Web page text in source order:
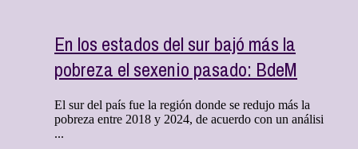
En los estados del sur bajó más la
pobreza el sexenio pasado: BdeM
El sur del país fue la región donde se redujo más la
pobreza entre 2018 y 2024, de acuerdo con un análisi
...